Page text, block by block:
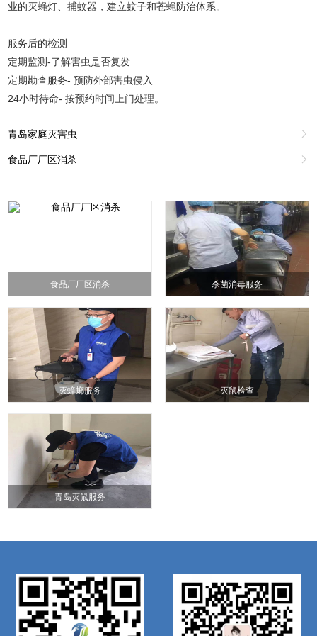
业的灭蝇灯、捕蚊器，建立蚊子和苍蝇防治体系。
服务后的检测
定期监测-了解害虫是否复发
定期勘查服务- 预防外部害虫侵入
24小时待命- 按预约时间上门处理。
青岛家庭灭害虫 
食品厂厂区消杀 
食品厂厂区消杀 杀菌消毒服务
灭蟑螂服务 灭鼠检查
青岛灭鼠服务